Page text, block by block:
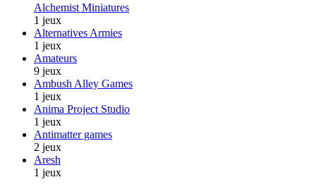
Alchemist Miniatures
1 jeux
Alternatives Armies
1 jeux
Amateurs
9 jeux
Ambush Alley Games
1 jeux
Anima Project Studio
1 jeux
Antimatter games
2 jeux
Aresh
1 jeux